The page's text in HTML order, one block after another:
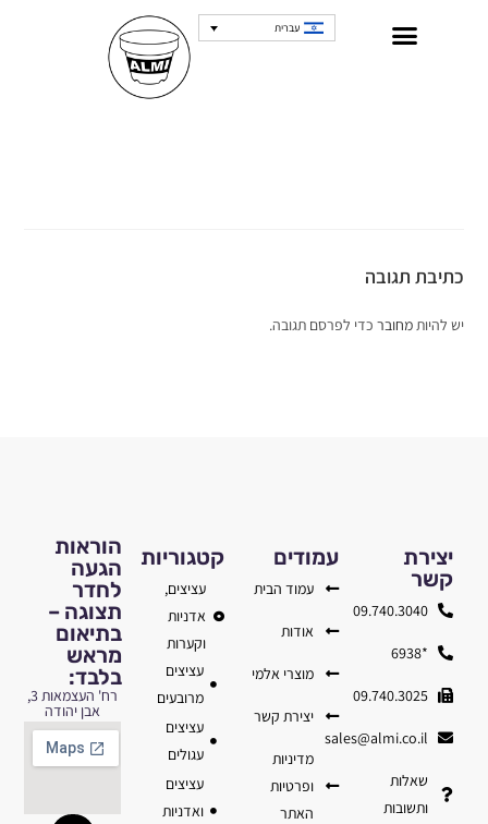
עברית
כתיבת תגובה
יש להיותמחובר כדי לפרסם תגובה.
הוראות
הגעה
לחדר
תצוגה –
בתיאום
מראש
בלבד:
רח' העצמאות 3,
אבן יהודה
קטגוריות
עציצים,
אדניות
וקערות
עציצים
מרובעים
עציצים
עגולים
עציצים
ואדניות
עמודים
עמוד הבית
אודות
מוצרי אלמי
יצירת קשר
מדיניות
ופרטיות
האתר
יצירת
קשר
09.740.3040
*6938
09.740.3025
sales@almi.co.il
שאלות
ותשובות